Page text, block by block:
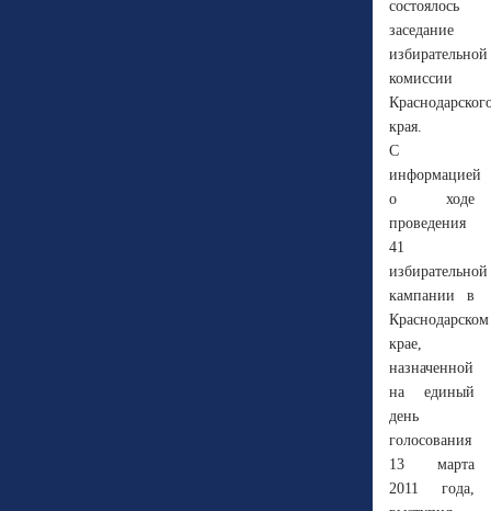
состоялось
заседание
избирательной
комиссии
края.
С
информацией
о ходе
проведения
41
избирательной
кампании в
Краснодарском
крае,
назначенной
на единый
день
голосования
13 марта
2011 года,